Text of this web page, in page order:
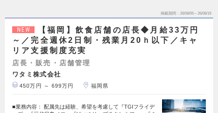
掲載期間 26/08/06～26/08/19
NEW
【福岡】飲食店舗の店長◆月給33万円
～／完全週休2日制・残業月20ｈ以下／キャ
リア支援制度充実
店長・販売・店舗管理
ワタミ株式会社
450万円 ～ 699万円 福岡県
■業務内容： 配属先は経験、希望を考慮して『TGIフライデ